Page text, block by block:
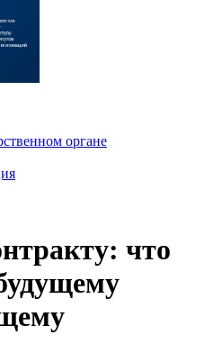
органе
что